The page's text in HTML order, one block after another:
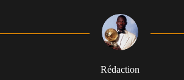
Rédaction